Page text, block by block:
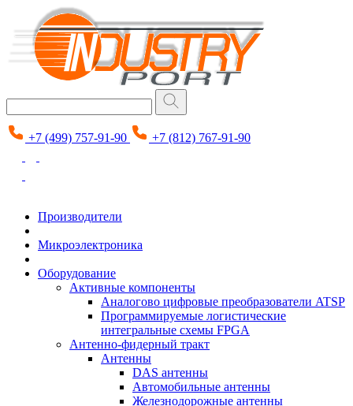
+7 (499) 757-91-90 +7 (812) 767-91-90
Производители
Микроэлектроника
Оборудование
Активные компоненты
Аналогово цифровые преобразователи ATSP
Программируемые логистические
интегральные схемы FPGA
Антенно-фидерный тракт
Антенны
DAS антенны
Автомобильные антенны
Железнодорожные антенны